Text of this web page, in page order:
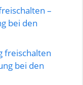
–
bei den
freischalten
bei den